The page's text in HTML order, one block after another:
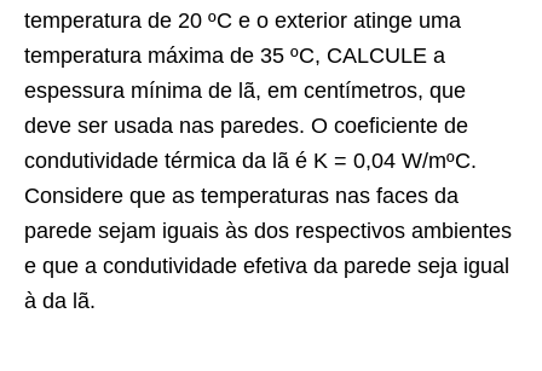
temperatura de 20 ºC e o exterior atinge uma
temperatura máxima de 35 ºC, CALCULE a
espessura mínima de lã, em centímetros, que
deve ser usada nas paredes. O coeficiente de
condutividade térmica da lã é K = 0,04 W/mºC.
Considere que as temperaturas nas faces da
parede sejam iguais às dos respectivos ambientes
e que a condutividade efetiva da parede seja igual
à da lã.